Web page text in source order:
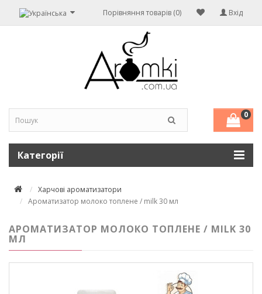
Вхід
Порівняння товарів (0)
0
Категорії
Харчові ароматизатори
Ароматизатор молоко топлене / milk 30 мл
АРОМАТИЗАТОР МОЛОКО ТОПЛЕНЕ / MILK 30
МЛ